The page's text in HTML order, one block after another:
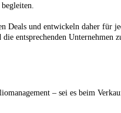
Deals und entwickeln daher für
entsprechenden
– sei es beim